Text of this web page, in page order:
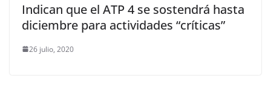
Indican que el ATP 4 se sostendrá hasta
diciembre para actividades “críticas”
26 julio, 2020